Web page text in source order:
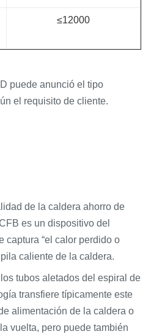
≤12000
puede anunció el tipo
el requisito de cliente.
de la caldera ahorro de
es un dispositivo del
captura “el calor perdido o
caliente de la caldera.
tubos aletados del espiral de
transfiere típicamente este
alimentación de la caldera o
vuelta, pero puede también